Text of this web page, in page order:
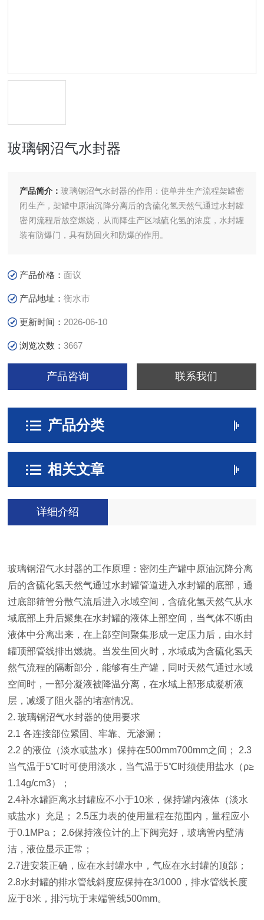
玻璃钢沼气水封器
产品简介：玻璃钢沼气水封器的作用：使单井生产流程架罐密
闭生产，架罐中原油沉降分离后的含硫化氢天然气通过水封罐
密闭流程后放空燃烧，从而降生产区域硫化氢的浓度，水封罐
装有防爆门，具有防回火和防爆的作用。
产品价格：面议
产品地址：衡水市
更新时间： 2026-06-10
浏览次数：3667
产品咨询 联系我们
产品分类
相关文章
详细介绍
玻璃钢沼气水封器的工作原理：密闭生产罐中原油沉降分离
后的含硫化氢天然气通过水封罐管道进入水封罐的底部，通
过底部筛管分散气流后进入水域空间，含硫化氢天然气从水
域底部上升后聚集在水封罐的液体上部空间，当气体不断由
液体中分离出来，在上部空间聚集形成一定压力后，由水封
罐顶部管线排出燃烧。当发生回火时，水域成为含硫化氢天
然气流程的隔断部分，能够有生产罐，同时天然气通过水域
空间时，一部分凝液被降温分离，在水域上部形成凝析液
层，减缓了阻火器的堵塞情况。
2. 玻璃钢沼气水封器的使用要求
2.1 各连接部位紧固、牢靠、无渗漏；
2.2 的液位（淡水或盐水）保持在500mm700mm之间； 2.3
当气温于5℃时可使用淡水，当气温于5℃时须使用盐水（ρ≥
1.14g/cm3）；
2.4补水罐距离水封罐应不小于10米，保持罐内液体（淡水
或盐水）充足； 2.5压力表的使用量程在范围内，量程应小
于0.1MPa； 2.6保持液位计的上下阀完好，玻璃管内壁清
洁，液位显示正常；
2.7进安装正确，应在水封罐水中，气应在水封罐的顶部；
2.8水封罐的排水管线斜度应保持在3/1000，排水管线长度
应于8米，排污坑于末端管线500mm。